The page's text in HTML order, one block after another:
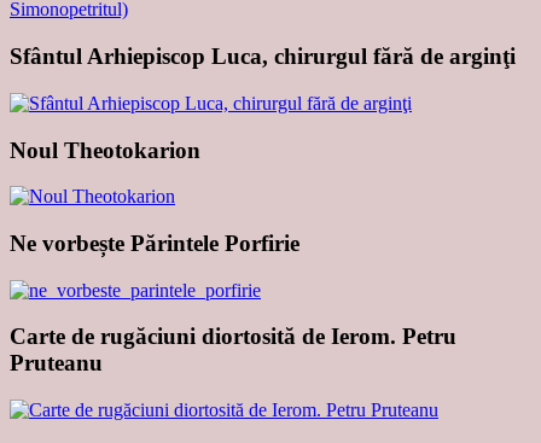
Sfântul Arhiepiscop Luca, chirurgul fără de arginţi
Noul Theotokarion
Ne vorbește Părintele Porfirie
Carte de rugăciuni diortosită de Ierom. Petru
Pruteanu